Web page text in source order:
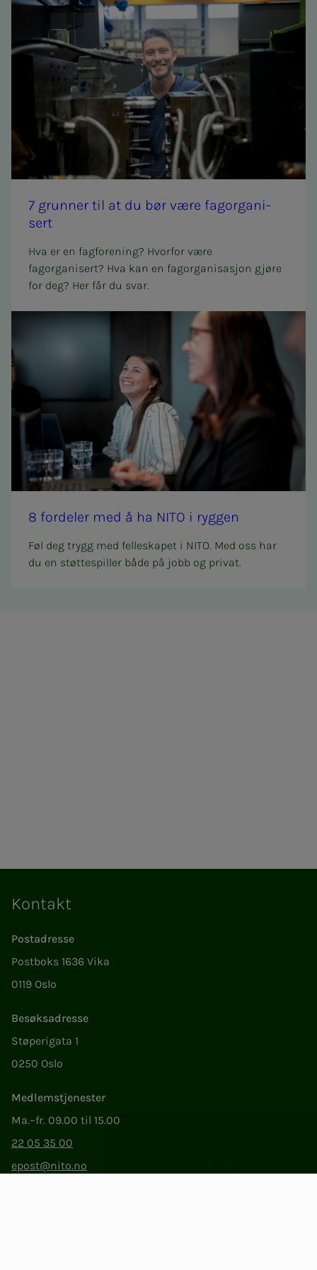
7 grun­­­ner til at du bør være fag­or­­­ga­­­ni­­­
sert
Hva er en fagforening? Hvorfor være
fagorganisert? Hva kan en fagorganisasjon gjøre
for deg? Her får du svar.
8 for­­­de­­­ler med å ha NITO i ryg­­­gen
Føl deg trygg med felleskapet i NITO. Med oss har
du en støttespiller både på jobb og privat.
Kontakt
Postadresse
Postboks 1636 Vika
0119 Oslo
Besøksadresse
Støperigata 1
0250 Oslo
Medlemstjenester
Ma.–fr. 09.00 til 15.00
22 05 35 00
epost@nito.no